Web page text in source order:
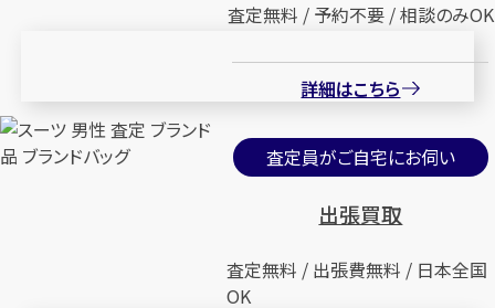
査定無料 / 予約不要 / 相談のみOK
詳細はこちら
査定員がご自宅にお伺い
出張買取
査定無料 / 出張費無料 / 日本全国
OK